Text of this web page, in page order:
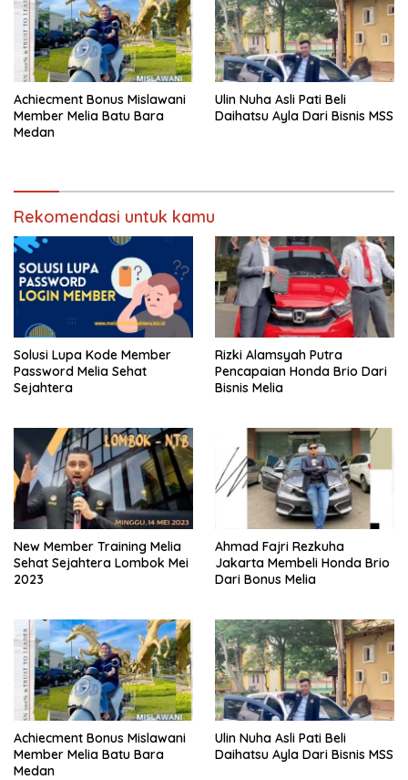
Achiecment Bonus Mislawani
Member Melia Batu Bara
Medan
Ulin Nuha Asli Pati Beli
Daihatsu Ayla Dari Bisnis MSS
Rekomendasi untuk kamu
Solusi Lupa Kode Member
Password Melia Sehat
Sejahtera
Rizki Alamsyah Putra
Pencapaian Honda Brio Dari
Bisnis Melia
New Member Training Melia
Sehat Sejahtera Lombok Mei
2023
Ahmad Fajri Rezkuha
Jakarta Membeli Honda Brio
Dari Bonus Melia
Achiecment Bonus Mislawani
Member Melia Batu Bara
Medan
Ulin Nuha Asli Pati Beli
Daihatsu Ayla Dari Bisnis MSS